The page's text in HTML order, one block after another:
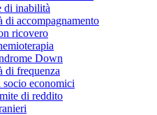
di inabilità
di accompagnamento
ricovero
Down
di frequenza
socio economici
di reddito